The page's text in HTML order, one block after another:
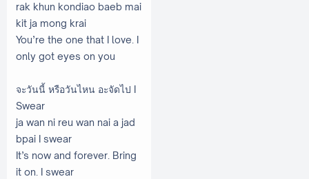
rak khun kondiao baeb mai
kit ja mong krai
You’re the one that I love. I
only got eyes on you
จะวันนี้ หรือวันไหน อะจัดไป I
Swear
ja wan ni reu wan nai a jad
bpai I swear
It’s now and forever. Bring
it on. I swear